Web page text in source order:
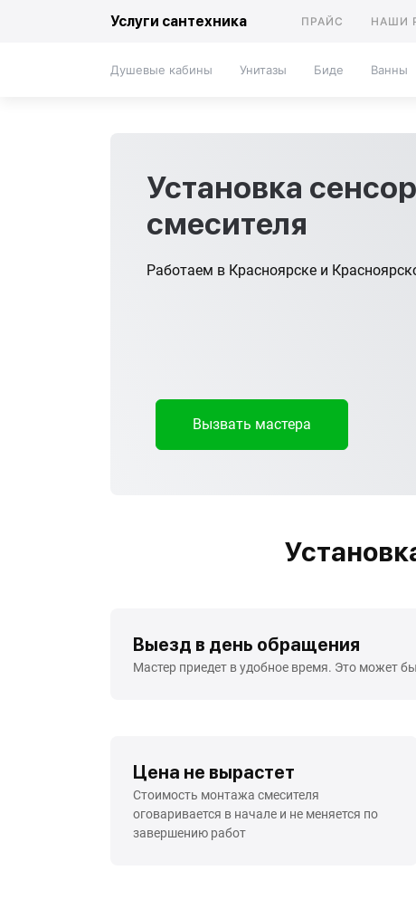
Услуги сантехника ПРАЙС НАШИ
Душевые кабины Унитазы Биде Ванны
Установка
смесителя
Работаем в Красноярске и
Вызвать мастера
Выезд в день обращения
Мастер приедет в удобное время. Это может
Цена не вырастет
Стоимость монтажа смесителя
оговаривается в начале и не меняется по
завершению работ